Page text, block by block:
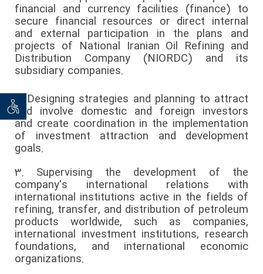
توان
financial and currency facilities (finance) to
secure financial resources or direct internal
and external participation in the plans and
projects of National Iranian Oil Refining and
Distribution Company (NIORDC) and its
subsidiary companies.
Designing strategies and planning to attract
and involve domestic and foreign investors
and create coordination in the implementation
of investment attraction and development
goals.
3. Supervising the development of the
company's international relations with
international institutions active in the fields of
refining, transfer, and distribution of petroleum
products worldwide, such as companies,
international investment institutions, research
foundations, and international economic
organizations.